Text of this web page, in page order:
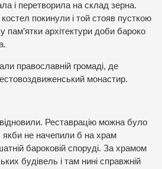
і перетворила на склад зерна.
покинули і той стояв пусткою
пам’ятки архітектури доби бароко
православній громаді, де
монастир.
Реставрацію можна було
не начепили б на храм
бароковій споруді. За храмом
будівель і там нині справжній